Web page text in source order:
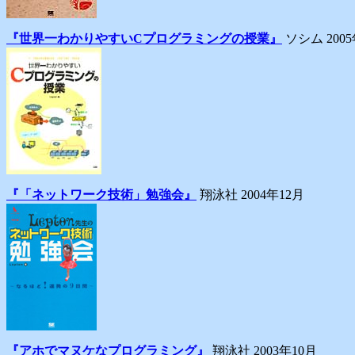
『世界一わかりやすいCプログラミングの授業』 ソシム
『「ネットワーク技術」勉強会』 翔泳社 2004年12月
『アホでマヌケなプログラミング』 翔泳社 2003年10月